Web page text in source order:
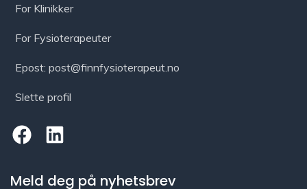
For Klinikker
For Fysioterapeuter
Epost: post@finnfysioterapeut.no
Slette profil
Meld deg på nyhetsbrev